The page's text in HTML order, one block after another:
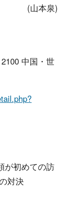
(山本泉)
中国・世
が初めての訪
対決